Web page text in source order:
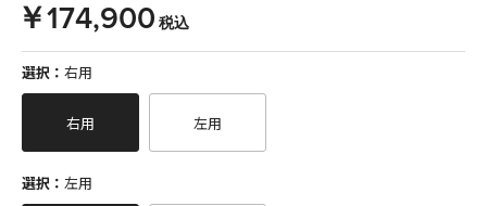
￥174,900 税込
選択： 右用
右用 左用
選択： 左用